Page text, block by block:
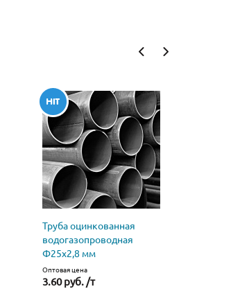
Труба оцинкованная
водогазопроводная
Ф25х2,8 мм
Оптовая цена
3.60 руб. /т